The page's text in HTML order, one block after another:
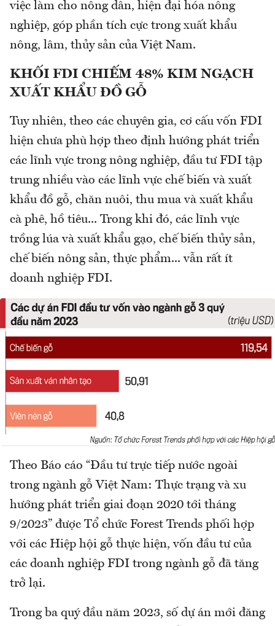
việc làm cho nông dân, hiện đại hóa nông
nghiệp, góp phần tích cực trong xuất khẩu
nông, lâm, thủy sản của Việt Nam.
KHỐI FDI CHIẾM 48% KIM NGẠCH
XUẤT KHẨU ĐỒ GỖ
Tuy nhiên, theo các chuyên gia, cơ cấu vốn FDI
hiện chưa phù hợp theo định hướng phát triển
các lĩnh vực trong nông nghiệp, đầu tư FDI tập
trung nhiều vào các lĩnh vực chế biến và xuất
khẩu đồ gỗ, chăn nuôi, thu mua và xuất khẩu
cà phê, hồ tiêu... Trong khi đó, các lĩnh vực
trồng lúa và xuất khẩu gạo, chế biến thủy sản,
chế biến nông sản, thực phẩm... vẫn rất ít
doanh nghiệp FDI.
Theo Báo cáo “Đầu tư trực tiếp nước ngoài
trong ngành gỗ Việt Nam: Thực trạng và xu
hướng phát triển giai đoạn 2020 tới tháng
9/2023” được Tổ chức Forest Trends phối hợp
với các Hiệp hội gỗ thực hiện, vốn đầu tư của
các doanh nghiệp FDI trong ngành gỗ đã tăng
trở lại.
Trong ba quý đầu năm 2023, số dự án mới đăng